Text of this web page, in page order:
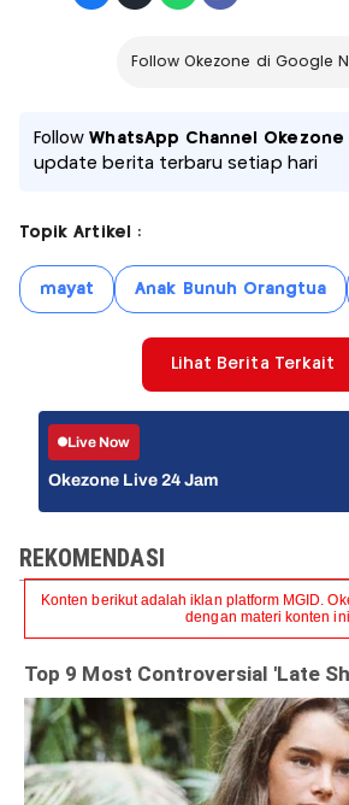
Follow Okezone di Google
FollowWhatsApp Channel Okezone
update berita terbaru setiap hari
Topik Artikel :
mayat Anak Bunuh Orangtua
Lihat Berita Terkait
Live Now
Okezone Live 24 Jam